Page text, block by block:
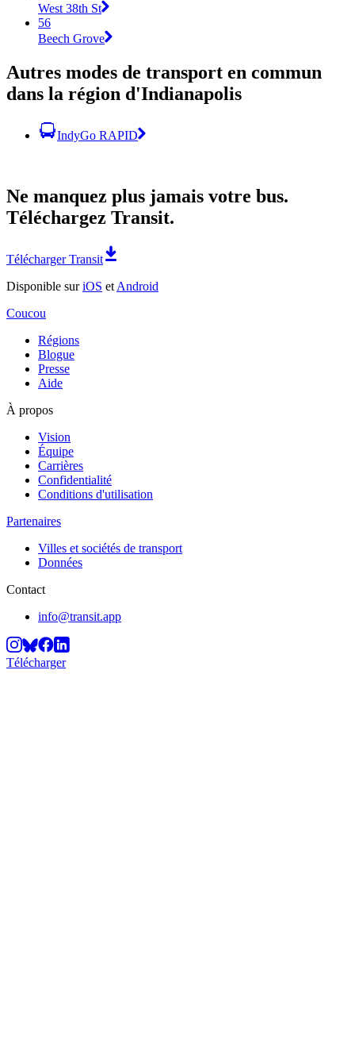
West 38th St
56
Beech Grove
Autres modes de transport en commun
dans la région d'Indianapolis
IndyGo RAPID
Ne manquez plus jamais votre bus.
Téléchargez Transit.
Télécharger Transit
Disponible suriOS et Android
Coucou
Régions
Blogue
Presse
Aide
À propos
Vision
Équipe
Carrières
Confidentialité
Conditions d'utilisation
Partenaires
Villes et sociétés de transport
Données
Contact
info@transit.app
Télécharger